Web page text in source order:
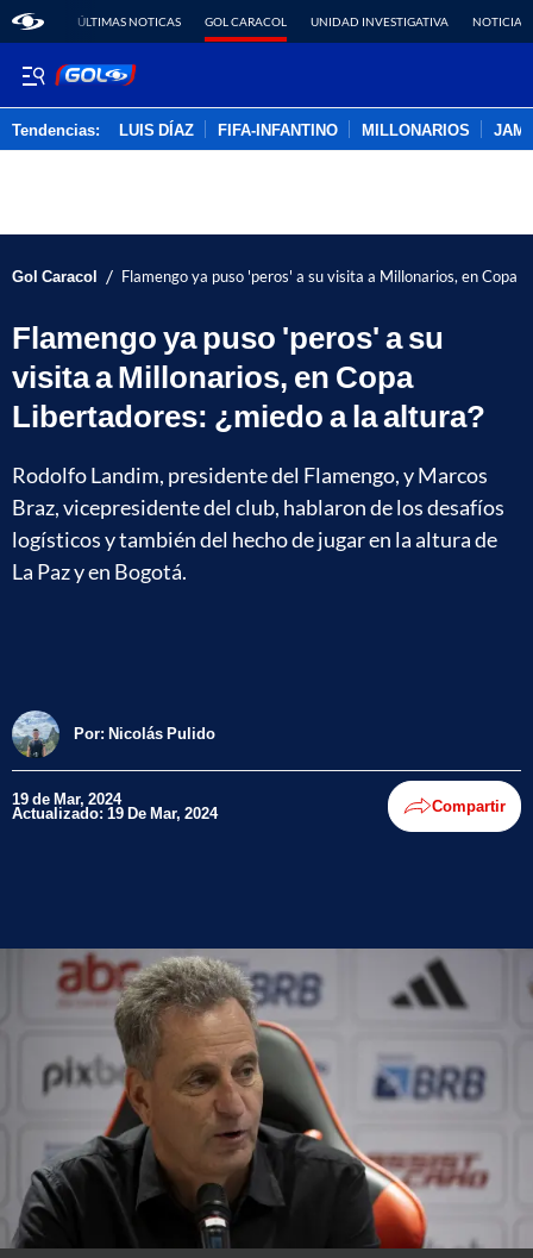
ÚLTIMAS NOTICAS GOL CARACOL UNIDAD INVESTIGATIVA NOTICIAS
Tendencias: LUIS DÍAZ FIFA-INFANTINO MILLONARIOS
Gol Caracol / Flamengo ya puso 'peros' a su visita a Millonarios, en Copa
Flamengo ya puso 'peros' a su
visita a Millonarios, en Copa
Libertadores: ¿miedo a la altura?
Rodolfo Landim, presidente del Flamengo, y Marcos
Braz, vicepresidente del club, hablaron de los desafíos
logísticos y también del hecho de jugar en la altura de
La Paz y en Bogotá.
Por: Nicolás Pulido
19 de Mar, 2024
Actualizado: 19 De Mar, 2024 Compartir